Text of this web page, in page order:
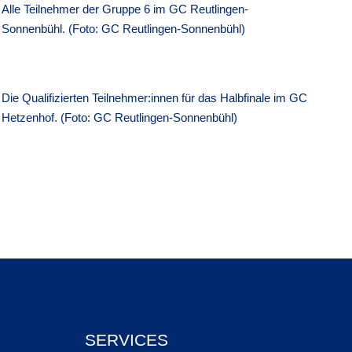
Alle Teilnehmer der Gruppe 6 im GC Reutlingen-
Sonnenbühl. (Foto: GC Reutlingen-Sonnenbühl)
Die Qualifizierten Teilnehmer:innen für das Halbfinale im GC
Hetzenhof. (Foto: GC Reutlingen-Sonnenbühl)
SERVICES